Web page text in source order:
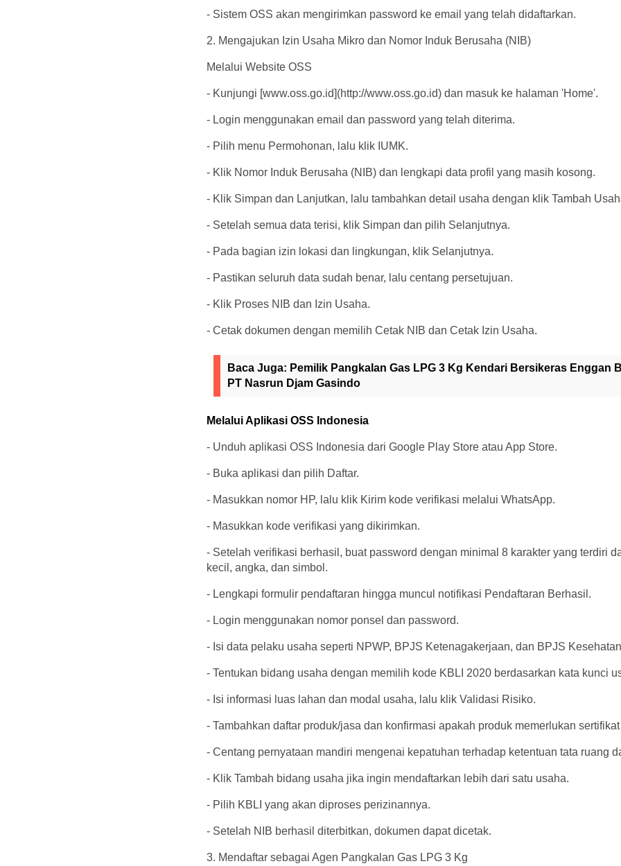
- Sistem OSS akan mengirimkan password ke email yang telah didaftarkan.
2. Mengajukan Izin Usaha Mikro dan Nomor Induk Berusaha (NIB)
Melalui Website OSS
- Kunjungi [www.oss.go.id](http://www.oss.go.id) dan masuk ke halaman 'Home'.
- Login menggunakan email dan password yang telah diterima.
- Pilih menu Permohonan, lalu klik IUMK.
- Klik Nomor Induk Berusaha (NIB) dan lengkapi data profil yang masih kosong.
- Klik Simpan dan Lanjutkan, lalu tambahkan detail usaha dengan klik Tambah
- Setelah semua data terisi, klik Simpan dan pilih Selanjutnya.
- Pada bagian izin lokasi dan lingkungan, klik Selanjutnya.
- Pastikan seluruh data sudah benar, lalu centang persetujuan.
- Klik Proses NIB dan Izin Usaha.
- Cetak dokumen dengan memilih Cetak NIB dan Cetak Izin Usaha.
Baca Juga: Pemilik Pangkalan Gas LPG 3 Kg Kendari Bersikeras Enggan
PT Nasrun Djam Gasindo
Melalui Aplikasi OSS Indonesia
- Unduh aplikasi OSS Indonesia dari Google Play Store atau App Store.
- Buka aplikasi dan pilih Daftar.
- Masukkan nomor HP, lalu klik Kirim kode verifikasi melalui WhatsApp.
- Masukkan kode verifikasi yang dikirimkan.
- Setelah verifikasi berhasil, buat password dengan minimal 8 karakter yang terdiri
kecil, angka, dan simbol.
- Lengkapi formulir pendaftaran hingga muncul notifikasi Pendaftaran Berhasil.
- Login menggunakan nomor ponsel dan password.
- Isi data pelaku usaha seperti NPWP, BPJS Ketenagakerjaan, dan BPJS
- Tentukan bidang usaha dengan memilih kode KBLI 2020 berdasarkan kata kunci
- Isi informasi luas lahan dan modal usaha, lalu klik Validasi Risiko.
- Tambahkan daftar produk/jasa dan konfirmasi apakah produk memerlukan
- Centang pernyataan mandiri mengenai kepatuhan terhadap ketentuan tata ruang
- Klik Tambah bidang usaha jika ingin mendaftarkan lebih dari satu usaha.
- Pilih KBLI yang akan diproses perizinannya.
- Setelah NIB berhasil diterbitkan, dokumen dapat dicetak.
3. Mendaftar sebagai Agen Pangkalan Gas LPG 3 Kg